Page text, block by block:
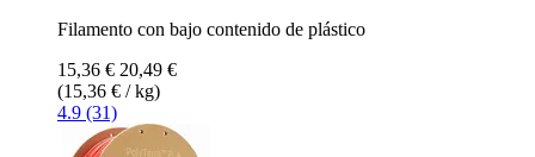
Filamento con bajo contenido de plástico
15,36 € 20,49 €
(15,36 € / kg)
4.9 (31)